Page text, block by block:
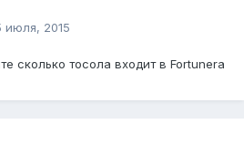
июля, 2015
сколько тосола входит в Fortunera